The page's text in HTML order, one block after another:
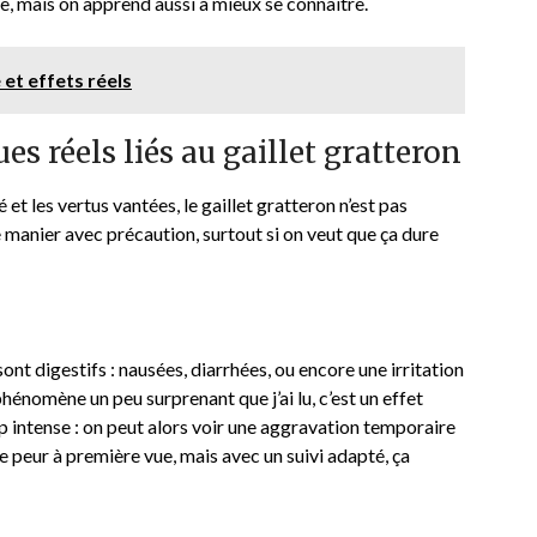
et effets réels
réels liés au gaillet gratteron
les vertus vantées, le gaillet gratteron n’est pas
avec précaution, surtout si on veut que ça dure
digestifs : nausées, diarrhées, ou encore une irritation
un peu surprenant que j’ai lu, c’est un effet
: on peut alors voir une aggravation temporaire
à première vue, mais avec un suivi adapté, ça